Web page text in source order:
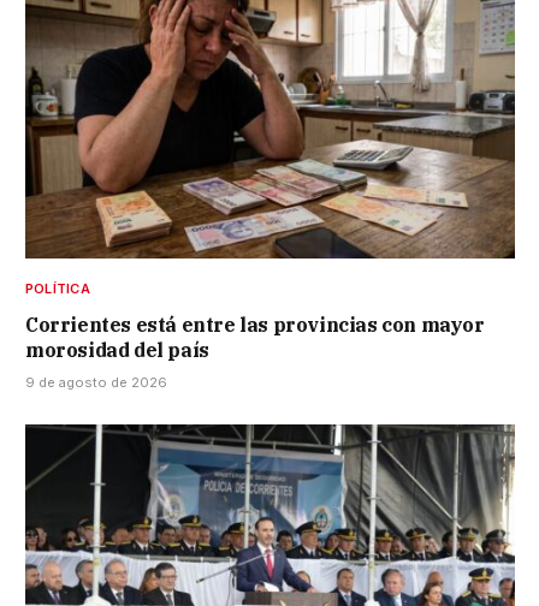
POLÍTICA
Corrientes está entre las provincias con mayor
morosidad del país
9 de agosto de 2026